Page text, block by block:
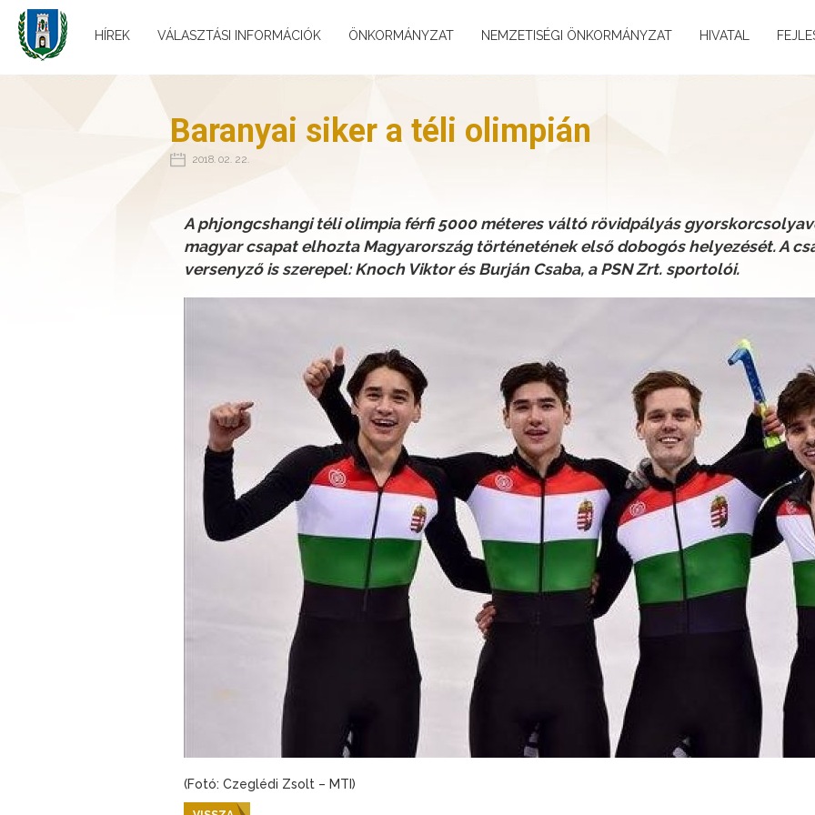
HÍREK VÁLASZTÁSI INFORMÁCIÓK ÖNKORMÁNYZAT NEMZETISÉGI ÖNKORMÁNYZAT HIVATAL
Baranyai siker a téli olimpián
2018. 02. 22.
A phjongcshangi téli olimpia férfi 5000 méteres váltó rövidpályás
magyar csapat elhozta Magyarország történetének első dobogós helyezését. A
versenyző is szerepel: Knoch Viktor és Burján Csaba, a PSN Zrt. sportolói.
(Fotó: Czeglédi Zsolt – MTI)